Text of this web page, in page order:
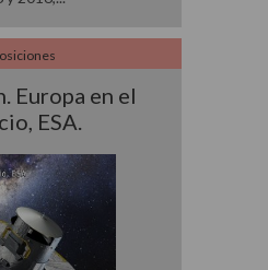
Europa en el
ESA.